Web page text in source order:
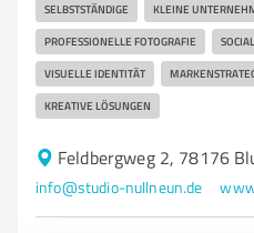
SELBSTSTÄNDIGE KLEINE
PROFESSIONELLE FOTOGRAFIE
VISUELLE IDENTITÄT
KREATIVE LÖSUNGEN
Feldbergweg 2, 78176
info@studio-nullneun.de